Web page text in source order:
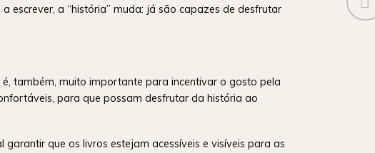
a escrever, a “história” muda: já são capazes de desfrutar
também, muito importante para incentivar o gosto pela
para que possam desfrutar da história ao
que os livros estejam acessíveis e visíveis para as